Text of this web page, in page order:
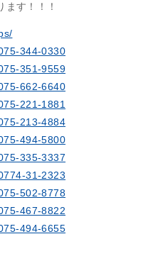
す！！！
344-0330
351-9559
662-6640
221-1881
213-4884
494-5800
335-3337
31-2323
502-8778
467-8822
494-6655